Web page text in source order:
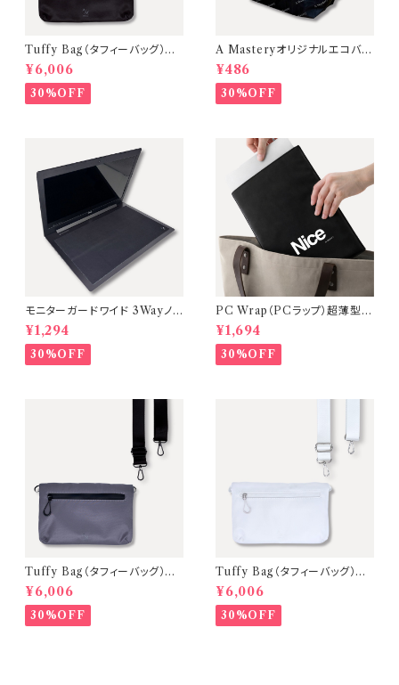
Tuffy Bag（タフィーバッグ）ミ
ニショルダーバッグ【Black（金
具：Black ／ ストラップ：Blac
k）】
¥6,006
30%OFF
A Masteryオリジナルエコバッ
グ 大容量・お弁当が傾かないマ
チ広設計【単品】
¥486
30%OFF
モニターガードワイド 3Wayノ
ートPC画面保護クロス・マウス
パッド【15.6〜17インチ対応】A
Mastery
¥1,294
30%OFF
PC Wrap（PCラップ）超薄型・
軽量ノートPCケース【カラー：Bl
ack】
¥1,694
30%OFF
Tuffy Bag（タフィーバッグ）ミ
ニショルダーバッグ【D.Gray（金
具：Black ／ ストラップ：Blac
k）】 〈A Mastery Tripシリー
ズ〉
¥6,006
30%OFF
Tuffy Bag（タフィーバッグ）ミ
ニショルダーバッグ【Milky Whi
te（金具：Silver ／ ストラップ：
Milky White）】
¥6,006
30%OFF